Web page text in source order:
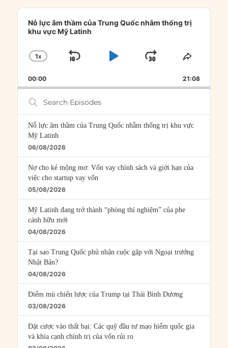
Audio
Player
Nỗ lực âm thầm của Trung Quốc nhằm thống trị
khu vực Mỹ Latinh
CHANGE
RATE
1X
SKIP
PLAYJUMP
FORWARD
SHARE
00:00 21:08
Search
Episodes
Nỗ lực âm thầm của Trung Quốc nhằm thống trị khu vực
Mỹ Latinh
06/08/2026
Nợ cho kẻ mộng mơ: Vốn vay chính sách và giới hạn của
việc cho startup vay vốn
05/08/2026
Mỹ Latinh đang trở thành “phòng thí nghiệm” của phe
cánh hữu mới
04/08/2026
Tại sao Trung Quốc phủ nhận cuộc gặp với Ngoại trưởng
Nhật Bản?
04/08/2026
Điểm mù chiến lược của Trump tại Thái Bình Dương
03/08/2026
Đặt cược vào thất bại: Các quỹ đầu tư mạo hiểm quốc gia
và khía cạnh chính trị của vốn rủi ro